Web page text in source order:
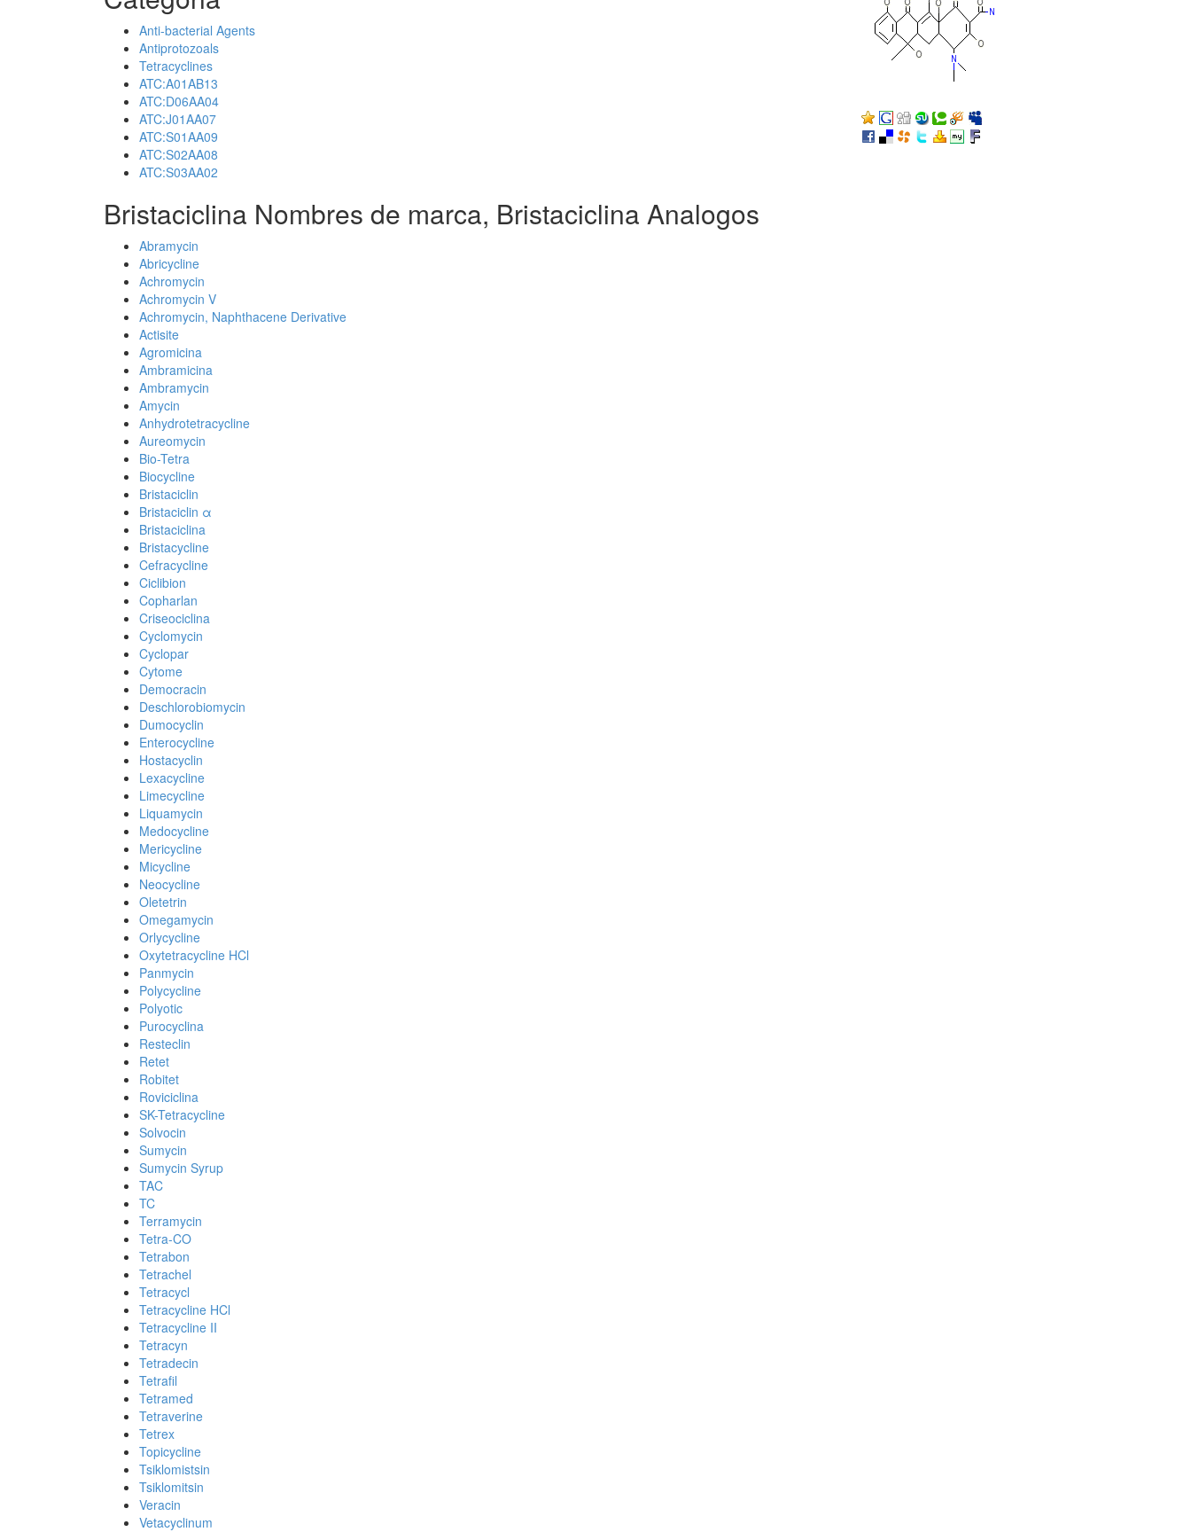
Anti-bacterial Agents
Antiprotozoals
Tetracyclines
ATC:A01AB13
ATC:D06AA04
ATC:J01AA07
ATC:S01AA09
ATC:S02AA08
ATC:S03AA02
Bristaciclina Nombres de marca, Bristaciclina Analogos
Abramycin
Abricycline
Achromycin
Achromycin V
Achromycin, Naphthacene Derivative
Actisite
Agromicina
Ambramicina
Ambramycin
Amycin
Anhydrotetracycline
Aureomycin
Bio-Tetra
Biocycline
Bristaciclin
Bristaciclin α
Bristaciclina
Bristacycline
Cefracycline
Ciclibion
Copharlan
Criseociclina
Cyclomycin
Cyclopar
Cytome
Democracin
Deschlorobiomycin
Dumocyclin
Enterocycline
Hostacyclin
Lexacycline
Limecycline
Liquamycin
Medocycline
Mericycline
Micycline
Neocycline
Oletetrin
Omegamycin
Orlycycline
Oxytetracycline HCl
Panmycin
Polycycline
Polyotic
Purocyclina
Resteclin
Retet
Robitet
Roviciclina
SK-Tetracycline
Solvocin
Sumycin
Sumycin Syrup
TAC
TC
Terramycin
Tetra-CO
Tetrabon
Tetrachel
Tetracycl
Tetracycline HCl
Tetracycline II
Tetracyn
Tetradecin
Tetrafil
Tetramed
Tetraverine
Tetrex
Topicycline
Tsiklomistsin
Tsiklomitsin
Veracin
Vetacyclinum